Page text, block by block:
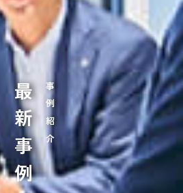
事例紹介
最新事例